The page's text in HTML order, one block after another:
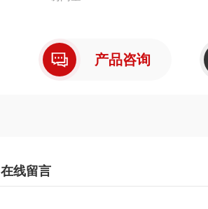
产品咨询
在线留言